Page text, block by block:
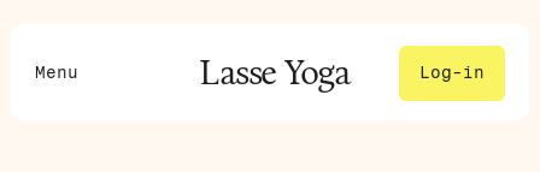
Menu Lasse Yoga Log-in